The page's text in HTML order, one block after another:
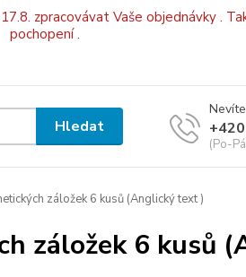
zpracovávat Vaše objednávky .
pochopení .
Hledat
(Po-
záložek 6 kusů (Anglický text )
záložek 6 kusů